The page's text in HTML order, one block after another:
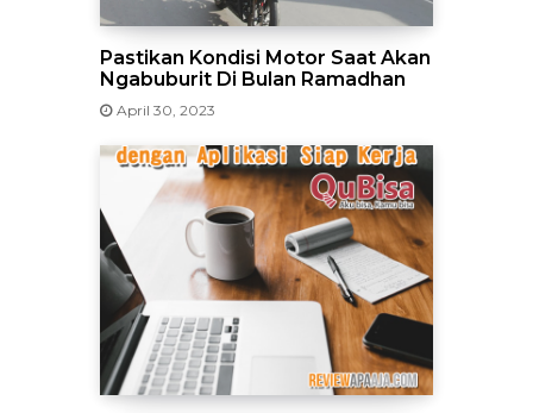
Pastikan Kondisi Motor Saat Akan
Ngabuburit Di Bulan Ramadhan
April 30, 2023